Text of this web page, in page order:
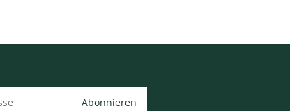
Abonnieren